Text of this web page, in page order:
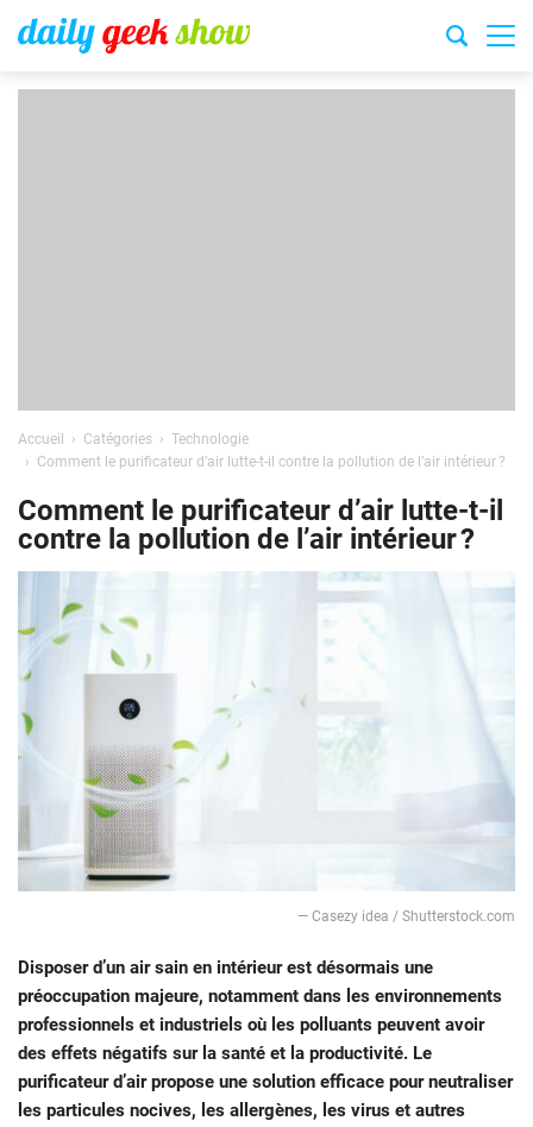
Accueil Catégories
Technologie
Comment le purificateur d’air lutte-t-il contre la pollution de l’air intérieur ?
Comment le purificateur d’air lutte-t-il
contre la pollution de l’air intérieur ?
— Casezy idea / Shutterstock.com
Disposer d’un air sain en intérieur est désormais une
préoccupation majeure, notamment dans les environnements
professionnels et industriels où les polluants peuvent avoir
des effets négatifs sur la santé et la productivité. Le
purificateur d’air propose une solution efficace pour neutraliser
les particules nocives, les allergènes, les virus et autres